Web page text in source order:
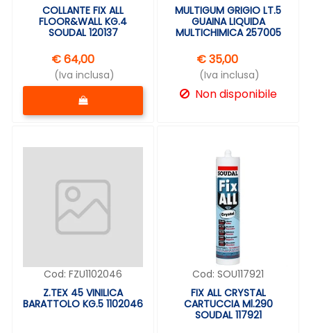
COLLANTE FIX ALL
FLOOR&WALL KG.4
SOUDAL 120137
€ 64,00
(Iva inclusa)
Quantità
MULTIGUM GRIGIO LT.5
GUAINA LIQUIDA
MULTICHIMICA 257005
€ 35,00
(Iva inclusa)
Non disponibile
Cod: FZU1102046
Z.TEX 45 VINILICA
BARATTOLO KG.5 1102046
Cod: SOU117921
FIX ALL CRYSTAL
CARTUCCIA Ml.290
SOUDAL 117921